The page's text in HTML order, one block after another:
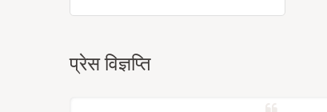
प्रेस विज्ञप्ति